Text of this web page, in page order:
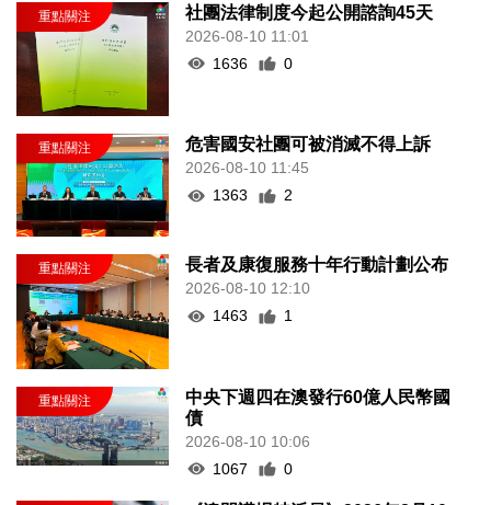
社團法律制度今起公開諮詢45天
2026-08-10 11:01
1636
0
危害國安社團可被消滅不得上訴
2026-08-10 11:45
1363
2
長者及康復服務十年行動計劃公布
2026-08-10 12:10
1463
1
中央下週四在澳發行60億人民幣國
債
2026-08-10 10:06
1067
0